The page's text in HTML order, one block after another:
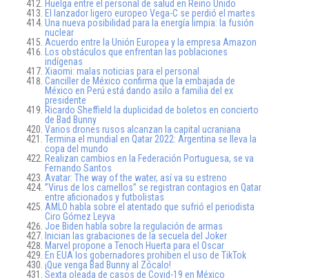
Huelga entre el personal de salud en Reino Unido
El lanzador ligero europeo Vega-C se perdió el martes
Una nueva posibilidad para la energía limpia: la fusión
nuclear
Acuerdo entre la Unión Europea y la empresa Amazon
Los obstáculos que enfrentan las poblaciones
indígenas
Xiaomi: malas noticias para el personal
Canciller de México confirma que la embajada de
México en Perú está dando asilo a familia del ex
presidente
Ricardo Sheffield la duplicidad de boletos en concierto
de Bad Bunny
Varios drones rusos alcanzan la capital ucraniana
Termina el mundial en Qatar 2022: Argentina se lleva la
copa del mundo
Realizan cambios en la Federación Portuguesa, se va
Fernando Santos
Avatar: The way of the water, así va su estreno
”Virus de los camellos” se registran contagios en Qatar
entre aficionados y futbolistas
AMLO habla sobre el atentado que sufrió el periodista
Ciro Gómez Leyva
Joe Biden habla sobre la regulación de armas
Inician las grabaciones de la secuela del Joker
Marvel propone a Tenoch Huerta para el Oscar
En EUA los gobernadores prohiben el uso de TikTok
¡Que venga Bad Bunny al Zócalo!
Sexta oleada de casos de Covid-19 en México